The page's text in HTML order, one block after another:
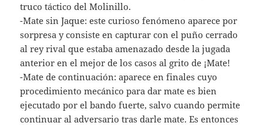
truco táctico del Molinillo.
-Mate sin Jaque: este curioso fenómeno aparece por
sorpresa y consiste en capturar con el puño cerrado
al rey rival que estaba amenazado desde la jugada
anterior en el mejor de los casos al grito de ¡Mate!
-Mate de continuación: aparece en finales cuyo
procedimiento mecánico para dar mate es bien
ejecutado por el bando fuerte, salvo cuando permite
continuar al adversario tras darle mate. Es entonces